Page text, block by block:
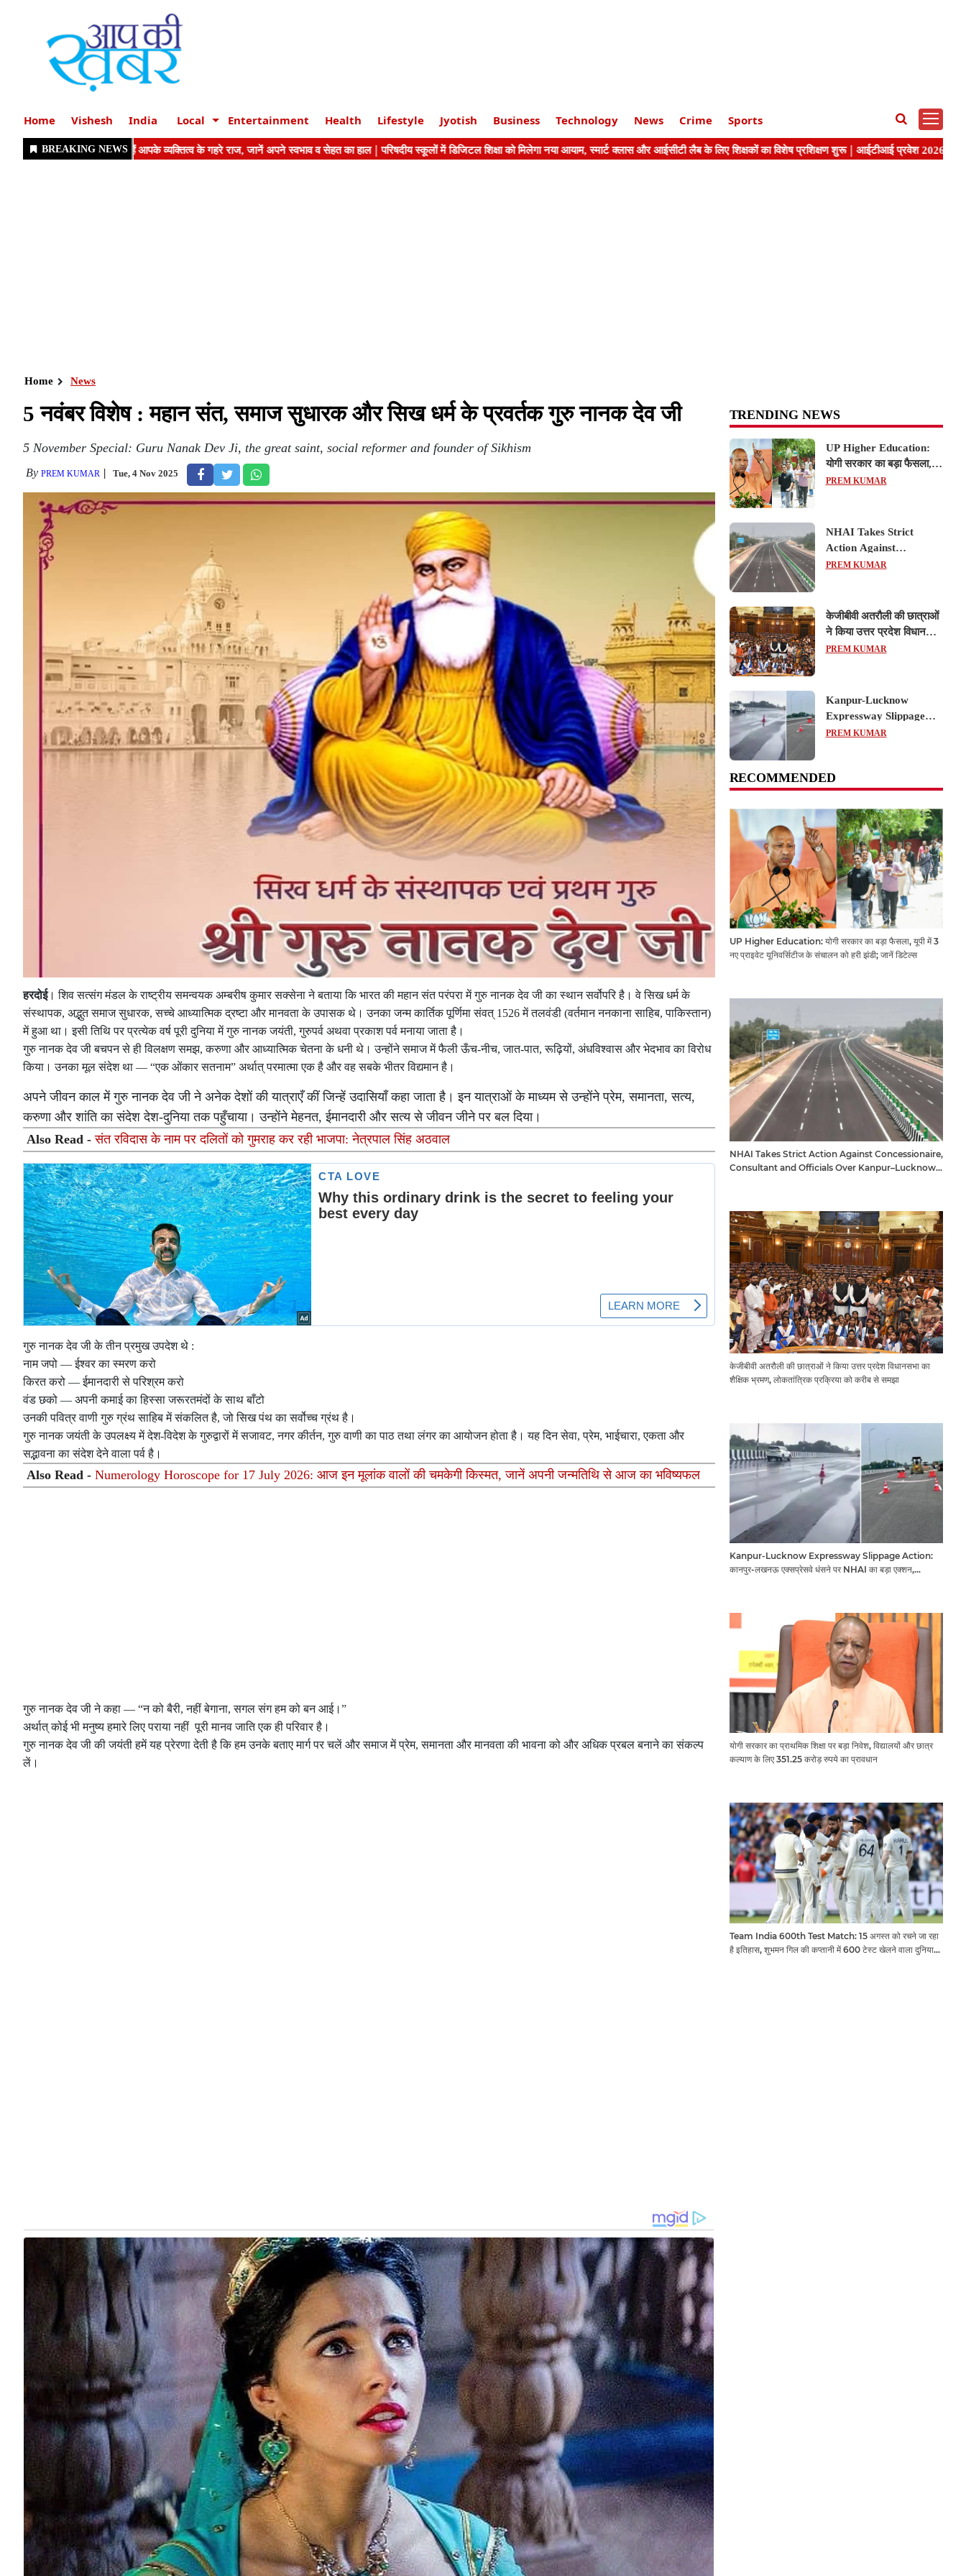
Home Vishesh India Local Entertainment Health Lifestyle Jyotish Business Technology News Crime Sports
Home News
5 नवंबर विशेष : महान संत, समाज सुधारक और सिख धर्म के प्रवर्तक गुरु नानक देव जी
5 November Special: Guru Nanak Dev Ji, the great saint, social reformer and founder of Sikhism
By PREM KUMAR Tue, 4 Nov 2025
हरदोई। शिव सत्संग मंडल के राष्ट्रीय समन्वयक अम्बरीष कुमार सक्सेना ने बताया कि भारत की महान संत परंपरा में गुरु नानक देव जी का स्थान सर्वोपरि है। वे सिख धर्म के
संस्थापक, अद्भुत समाज सुधारक, सच्चे आध्यात्मिक द्रष्टा और मानवता के उपासक थे। उनका जन्म कार्तिक पूर्णिमा संवत् 1526 में तलवंडी (वर्तमान ननकाना साहिब, पाकिस्तान)
में हुआ था। इसी तिथि पर प्रत्येक वर्ष पूरी दुनिया में गुरु नानक जयंती, गुरुपर्व अथवा प्रकाश पर्व मनाया जाता है।
गुरु नानक देव जी बचपन से ही विलक्षण समझ, करुणा और आध्यात्मिक चेतना के धनी थे। उन्होंने समाज में फैली ऊँच-नीच, जात-पात, रूढ़ियों, अंधविश्वास और भेदभाव का विरोध
किया। उनका मूल संदेश था — “एक ओंकार सतनाम” अर्थात् परमात्मा एक है और वह सबके भीतर विद्यमान है।
अपने जीवन काल में गुरु नानक देव जी ने अनेक देशों की यात्राएँ कीं जिन्हें उदासियाँ कहा जाता है। इन यात्राओं के माध्यम से उन्होंने प्रेम, समानता, सत्य,
करुणा और शांति का संदेश देश-दुनिया तक पहुँचाया। उन्होंने मेहनत, ईमानदारी और सत्य से जीवन जीने पर बल दिया।
Also Read -संत रविदास के नाम पर दलितों को गुमराह कर रही भाजपा: नेत्रपाल सिंह अठवाल
गुरु नानक देव जी के तीन प्रमुख उपदेश थे :
नाम जपो — ईश्वर का स्मरण करो
किरत करो — ईमानदारी से परिश्रम करो
वंड छको — अपनी कमाई का हिस्सा जरूरतमंदों के साथ बाँटो
उनकी पवित्र वाणी गुरु ग्रंथ साहिब में संकलित है, जो सिख पंथ का सर्वोच्च ग्रंथ है।
गुरु नानक जयंती के उपलक्ष्य में देश-विदेश के गुरुद्वारों में सजावट, नगर कीर्तन, गुरु वाणी का पाठ तथा लंगर का आयोजन होता है। यह दिन सेवा, प्रेम, भाईचारा, एकता और
सद्भावना का संदेश देने वाला पर्व है।
Also Read - Numerology Horoscope for 17 July 2026: आज इन मूलांक वालों की चमकेगी किस्मत, जानें अपनी जन्मतिथि से आज का भविष्यफल
गुरु नानक देव जी ने कहा — “न को बैरी, नहीं बेगाना, सगल संग हम को बन आई।”
अर्थात् कोई भी मनुष्य हमारे लिए पराया नहीं पूरी मानव जाति एक ही परिवार है।
गुरु नानक देव जी की जयंती हमें यह प्रेरणा देती है कि हम उनके बताए मार्ग पर चलें और समाज में प्रेम, समानता और मानवता की भावना को और अधिक प्रबल बनाने का संकल्प
लें।
TRENDING NEWS
UP Higher Education:
योगी सरकार का बड़ा फैसला,
यूपी में 3 नए प्राइवेट
PREM KUMAR
NHAI Takes Strict
Action Against
Concessionaire,
Expressway Issues
PREM KUMAR
केजीबीवी अतरौली की छात्राओं
ने किया उत्तर प्रदेश विधानसभा
का शैक्षिक भ्रमण, लोकतांत्रिक
PREM KUMAR
Kanpur-Lucknow
Expressway Slippage
Action: कानपुर-लखनऊ
और कंपनियों पर गिरी गाज,
PREM KUMAR
RECOMMENDED
UP Higher Education: योगी सरकार का बड़ा फैसला, यूपी में 3
नए प्राइवेट यूनिवर्सिटीज के संचालन को हरी झंडी; जानें डिटेल्स
NHAI Takes Strict Action Against Concessionaire,
Consultant and Officials Over Kanpur–Lucknow
केजीबीवी अतरौली की छात्राओं ने किया उत्तर प्रदेश विधानसभा का
शैक्षिक भ्रमण, लोकतांत्रिक प्रक्रिया को करीब से समझा
Kanpur-Lucknow Expressway Slippage Action:
कानपुर-लखनऊ एक्सप्रेसवे धंसने पर NHAI का बड़ा एक्शन,
योगी सरकार का प्राथमिक शिक्षा पर बड़ा निवेश, विद्यालयों और छात्र
कल्याण के लिए 351.25 करोड़ रुपये का प्रावधान
Team India 600th Test Match: 15 अगस्त को रचने जा रहा
है इतिहास, शुभमन गिल की कप्तानी में 600 टेस्ट खेलने वाला दुनिया